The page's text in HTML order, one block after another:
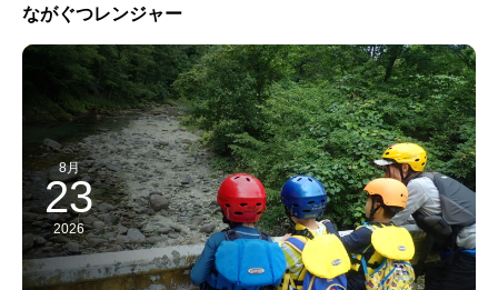
ながぐつレンジャー
8月
23
2026